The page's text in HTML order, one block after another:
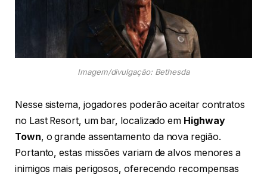
Imagem/divulgação: Bethesda
Nesse sistema, jogadores poderão aceitar contratos
no Last Resort, um bar, localizado em Highway
Town, o grande assentamento da nova região.
Portanto, estas missões variam de alvos menores a
inimigos mais perigosos, oferecendo recompensas